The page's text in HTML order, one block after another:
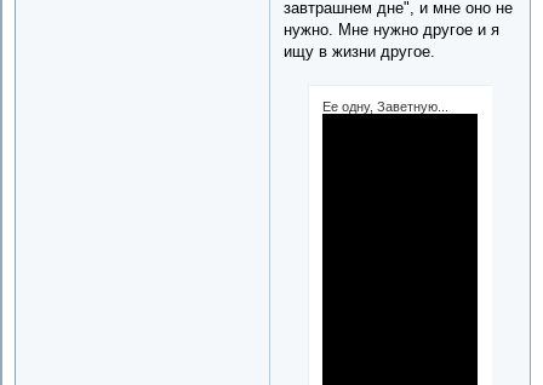
завтрашнем дне", и мне оно не
нужно. Мне нужно другое и я
ищу в жизни другое.
Ее одну, Заветную...